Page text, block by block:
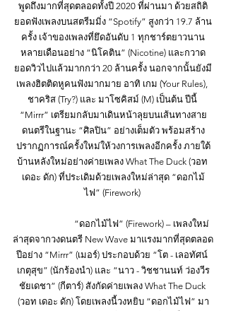
พูดถึงมากที่สุดตลอดทั้งปี 2020 ที่ผ่านมา ด้วยสถิติ
ยอดฟังเพลงบนสตรีมมิ่ง “Spotify” สูงกว่า 19.7 ล้าน
ครั้ง เจ้าของเพลงที่ยึดอันดับ 1 ทุกชาร์ตยาวนาน
หลายเดือนอย่าง “นิโคติน” (Nicotine) และกวาด
ยอดวิวไปแล้วมากกว่า 20 ล้านครั้ง นอกจากนั้นยังมี
เพลงฮิตติดหูคนฟังมากมาย อาทิ เกม (Your Rules),
ชาคริส (Try?) และ มาโซคิสม์ (M) เป็นต้น ปีนี้
“Mirrr” เตรียมกลับมาเดินหน้าลุยบนเส้นทางสาย
ดนตรีในฐานะ “ศิลปิน” อย่างเต็มตัว พร้อมสร้าง
ปรากฏการณ์ครั้งใหม่ให้วงการเพลงอีกครั้ง ภายใต้
บ้านหลังใหม่อย่างค่ายเพลง What The Duck (วอท
เดอะ ดัก) ที่ประเดิมด้วยเพลงใหม่ล่าสุด “ดอกไม้
ไฟ” (Firework)
ล่าสุดจากวงดนตรี New Wave มาแรงมากที่สุดตลอด
ปีอย่าง “Mirrr” (เมอร์) ประกอบด้วย “โต - เลอทัศน์
เกตุสุข” (นักร้องนำ) และ “นาว - วิชชานนท์ ว่องวีร
ชัยเดชา” (กีตาร์) สังกัดค่ายเพลง What The Duck
(วอท เดอะ ดัก) โดยเพลงนี้วงหยิบ “ดอกไม้ไฟ” มา